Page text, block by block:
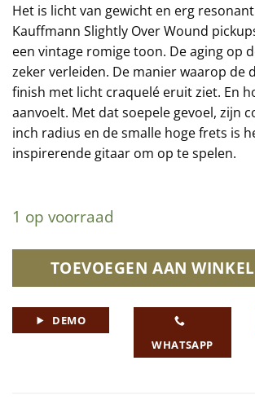
Het is licht van gewicht en erg
Kauffmann Slightly Over Wound
een vintage romige toon. De aging op
zeker verleiden. De manier waarop de
finish met licht craquelé eruit ziet. En
aanvoelt. Met dat soepele gevoel, zijn
inch radius en de smalle hoge frets is
inspirerende gitaar om op te spelen.
1 op voorraad
TOEVOEGEN AAN
DEMO
WHATSAPP